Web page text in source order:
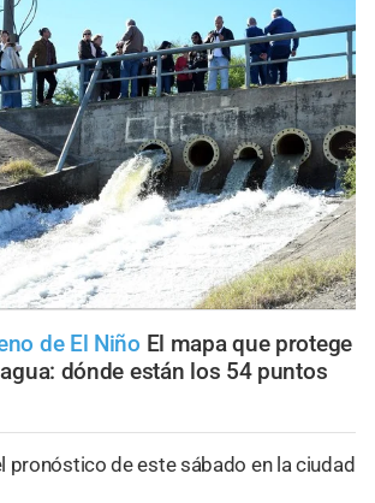
de El Niño El mapa que protege
dónde están los 54 puntos
pronóstico de este sábado en la ciudad